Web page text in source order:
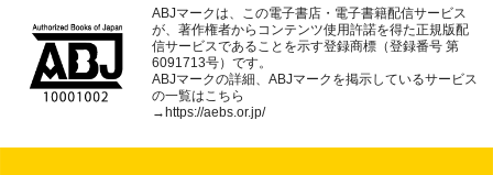
ABJマークは、この電子書店・電子書籍配信サービス
が、著作権者からコンテンツ使用許諾を得た正規版配
信サービスであることを示す登録商標（登録番号 第
6091713号）です。
ABJマークの詳細、ABJマークを掲示しているサービス
の一覧はこちら
→ https://aebs.or.jp/